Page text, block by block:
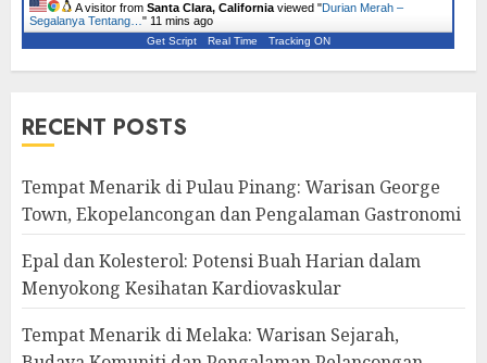
A visitor from Santa Clara, California viewed "Durian Merah –
Segalanya Tentang… " 11 mins ago
Get Script Real Time Tracking ON
RECENT POSTS
Tempat Menarik di Pulau Pinang: Warisan George
Town, Ekopelancongan dan Pengalaman Gastronomi
Epal dan Kolesterol: Potensi Buah Harian dalam
Menyokong Kesihatan Kardiovaskular
Tempat Menarik di Melaka: Warisan Sejarah,